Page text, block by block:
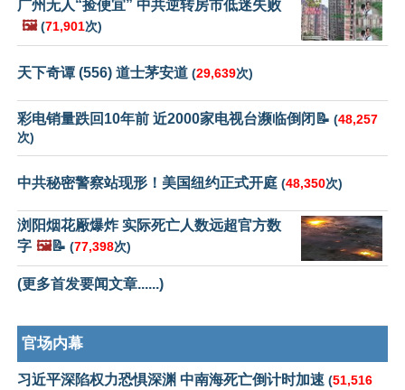
广州无人“捡便宜” 中共逆转房市低迷失败
🖼️ (71,901次)
天下奇谭 (556) 道士茅安道 (29,639次)
彩电销量跌回10年前 近2000家电视台濒临倒闭📝 (48,257
次)
中共秘密警察站现形！美国纽约正式开庭 (48,350次)
浏阳烟花厰爆炸 实际死亡人数远超官方数
字 🖼️📝 (77,398次)
(更多首发要闻文章......)
官场内幕
习近平深陷权力恐惧深渊 中南海死亡倒计时加速 (51,516